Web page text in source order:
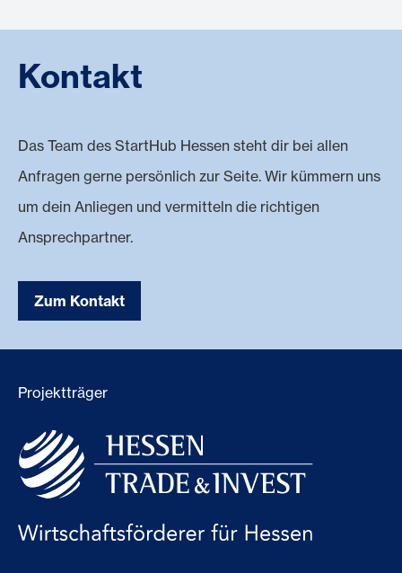
Kontakt
Das Team des StartHub Hessen steht dir bei allen
Anfragen gerne persönlich zur Seite. Wir kümmern uns
um dein Anliegen und vermitteln die richtigen
Ansprechpartner.
Zum Kontakt
Projektträger